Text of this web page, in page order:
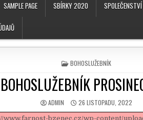
SAMPLE PAGE SBÍRKY 2020
POSTED IN
BOHOSLUŽEBNÍK
BOHOSLUŽEBNÍK
AUTHOR:
ADMIN PUBLISHED DATE:
26 LISTOPADU, 2022
www.farnost-bzenec.cz/wp-content/